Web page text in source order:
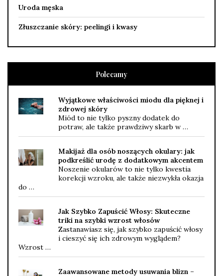
Uroda męska
Złuszczanie skóry: peelingi i kwasy
Polecamy
Wyjątkowe właściwości miodu dla pięknej i
zdrowej skóry
Miód to nie tylko pyszny dodatek do
potraw, ale także prawdziwy skarb w …
Makijaż dla osób noszących okulary: jak
podkreślić urodę z dodatkowym akcentem
Noszenie okularów to nie tylko kwestia
korekcji wzroku, ale także niezwykła okazja
do …
Jak Szybko Zapuścić Włosy: Skuteczne
triki na szybki wzrost włosów
Zastanawiasz się, jak szybko zapuścić włosy
i cieszyć się ich zdrowym wyglądem?
Wzrost …
Zaawansowane metody usuwania blizn –